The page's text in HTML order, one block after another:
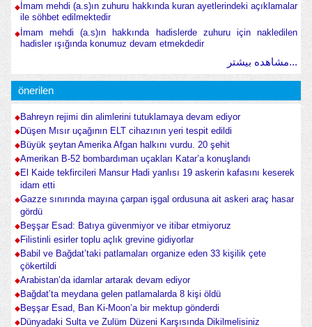
İmam mehdi (a.s)ın zuhuru hakkında kuran ayetlerindeki açıklamalar
ile söhbet edilmektedir
İmam mehdi (a.s)ın hakkında hadislerde zuhuru için nakledilen
hadisler ışığında konumuz devam etmekdedir
مشاهده بیشتر...
önerilen
Bahreyn rejimi din alimlerini tutuklamaya devam ediyor
Düşen Mısır uçağının ELT cihazının yeri tespit edildi
Büyük şeytan Amerika Afgan halkını vurdu. 20 şehit
Amerikan B-52 bombardıman uçakları Katar’a konuşlandı
El Kaide tekfircileri Mansur Hadi yanlısı 19 askerin kafasını keserek
idam etti
Gazze sınırında mayına çarpan işgal ordusuna ait askeri araç hasar
gördü
Beşşar Esad: Batıya güvenmiyor ve itibar etmiyoruz
Filistinli esirler toplu açlık grevine gidiyorlar
Babil ve Bağdat’taki patlamaları organize eden 33 kişilik çete
çökertildi
Arabistan’da idamlar artarak devam ediyor
Bağdat’ta meydana gelen patlamalarda 8 kişi öldü
Beşşar Esad, Ban Ki-Moon’a bir mektup gönderdi
Dünyadaki Sulta ve Zulüm Düzeni Karşısında Dikilmelisiniz